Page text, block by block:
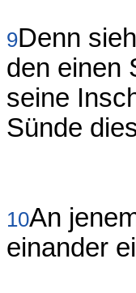
9Denn
den einen
seine
Sünde
10An
einander